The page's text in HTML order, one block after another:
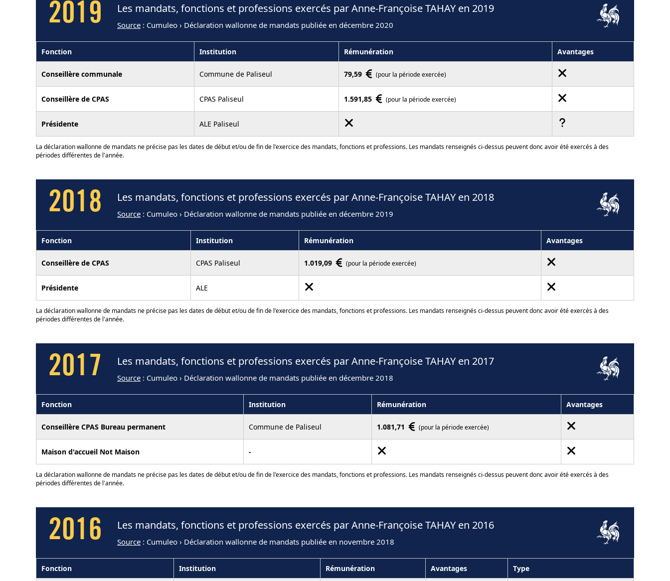
2019 Les mandats, fonctions et professions exercés par Anne-Françoise TAHAY en 2019
Source : Cumuleo › Déclaration wallonne de mandats publiée en décembre 2020
Fonction Institution Rémunération Avantages
Conseillère communale Commune de Paliseul 79,59 (pour la période exercée)
Conseillère de CPAS CPAS Paliseul 1.591,85 (pour la période exercée)
Présidente ALE Paliseul
La déclaration wallonne de mandats ne précise pas les dates de début et/ou de fin de l'exercice des mandats, fonctions et professions. Les mandats renseignés ci-dessus peuvent donc avoir été exercés à des
périodes différentes de l'année.
2018 Les mandats, fonctions et professions exercés par Anne-Françoise TAHAY en 2018
Source : Cumuleo › Déclaration wallonne de mandats publiée en décembre 2019
Fonction Institution Rémunération Avantages
Conseillère de CPAS CPAS Paliseul 1.019,09 (pour la période exercée)
Présidente ALE
La déclaration wallonne de mandats ne précise pas les dates de début et/ou de fin de l'exercice des mandats, fonctions et professions. Les mandats renseignés ci-dessus peuvent donc avoir été exercés à des
périodes différentes de l'année.
2017 Les mandats, fonctions et professions exercés par Anne-Françoise TAHAY en 2017
Source : Cumuleo › Déclaration wallonne de mandats publiée en décembre 2018
Fonction Institution Rémunération Avantages
Conseillère CPAS Bureau permanent Commune de Paliseul 1.081,71 (pour la période exercée)
Maison d'accueil Not Maison -
La déclaration wallonne de mandats ne précise pas les dates de début et/ou de fin de l'exercice des mandats, fonctions et professions. Les mandats renseignés ci-dessus peuvent donc avoir été exercés à des
périodes différentes de l'année.
2016 Les mandats, fonctions et professions exercés par Anne-Françoise TAHAY en 2016
Source : Cumuleo › Déclaration wallonne de mandats publiée en novembre 2018
Fonction Institution Rémunération Avantages Type